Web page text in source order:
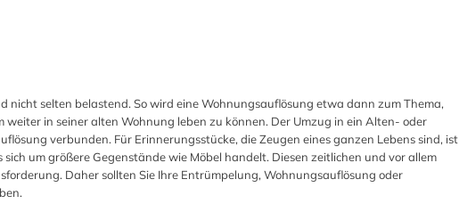
selten belastend. So wird eine Wohnungsauflösung etwa dann zum Thema,
in seiner alten Wohnung leben zu können. Der Umzug in ein Alten- oder
verbunden. Für Erinnerungsstücke, die Zeugen eines ganzen Lebens sind, ist
um größere Gegenstände wie Möbel handelt. Diesen zeitlichen und vor allem
Daher sollten Sie Ihre Entrümpelung, Wohnungsauflösung oder